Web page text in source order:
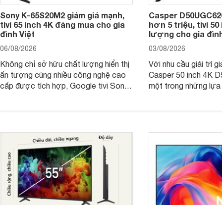
Sony K-65S20M2 giảm giá mạnh,
tivi 65 inch 4K đáng mua cho gia
đình Việt
06/08/2026
Không chỉ sở hữu chất lượng hiển thị
ấn tượng cùng nhiều công nghệ cao
cấp được tích hợp, Google tivi Sony
Casper
hơn 5 triệu, tivi 50
lượng cho gia
03/08/2026
Với nhu cầu giải trí
Casper 50 inch 4K
một trong những lựa